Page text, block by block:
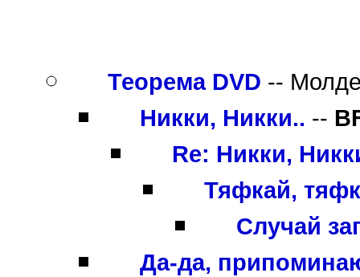
Теорема DVD --
Никки, Никки.. --
Re: Никки,
Тяфкай,
Случай
Да-да,